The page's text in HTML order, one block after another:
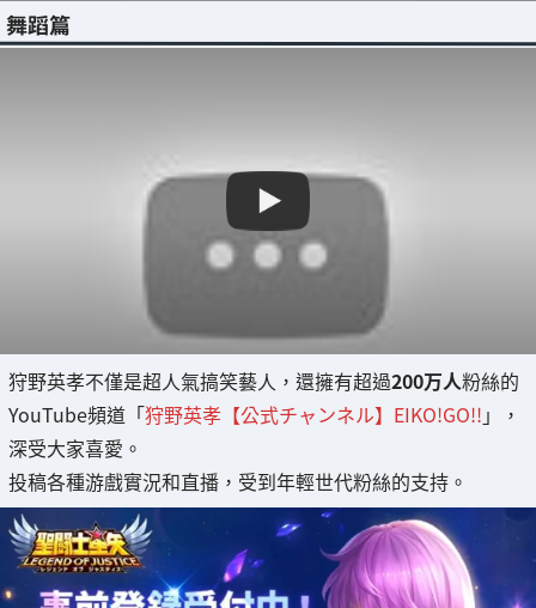
舞蹈篇
狩野英孝不僅是超人氣搞笑藝人，還擁有超過200万人粉絲的
YouTube頻道「狩野英孝【公式チャンネル】EIKO!GO!! 」，
深受大家喜愛。
投稿各種游戲實況和直播，受到年輕世代粉絲的支持。